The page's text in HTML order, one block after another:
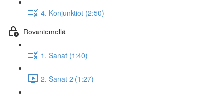
4. Konjunktiot (2:50)
Rovaniemellä
1. Sanat (1:40)
2. Sanat 2 (1:27)